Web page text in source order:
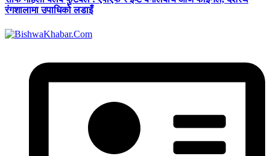
रंगशालामा उपाधिको लडाइँ